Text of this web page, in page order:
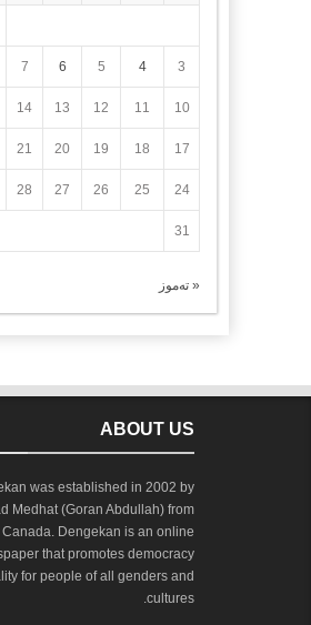
3
4
5
6
7
10
11
12
13
14
17
18
19
20
21
24
25
26
27
28
31
« تەموز
ABOUT US
was established in 2002 by
Medhat (Goran Abdullah) from
Canada. Dengekan is an online
that promotes democracy
for people of all genders and
cultures.